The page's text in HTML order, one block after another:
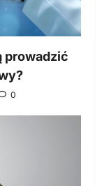
prowadzić
0